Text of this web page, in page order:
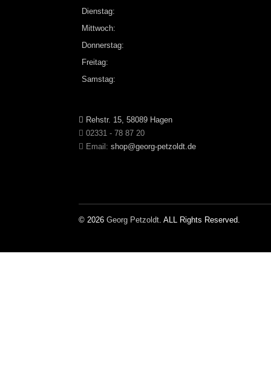
Dienstag:
Mittwoch:
Donnerstag:
Freitag:
Samstag:
Rehstr. 15, 58089 Hagen
02331 - 78 87 20
Email: shop@georg-petzoldt.de
© 2026 Georg Petzoldt . ALL Rights Reserved.